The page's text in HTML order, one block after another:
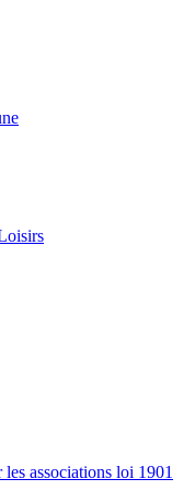
associations loi 1901